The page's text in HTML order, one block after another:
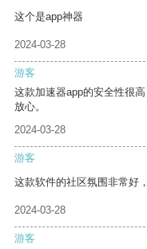
这个是app神器
2024-03-28
游客
这款加速器app的安全性很
放心。
2024-03-28
游客
这款软件的社区氛围非常好
2024-03-28
游客